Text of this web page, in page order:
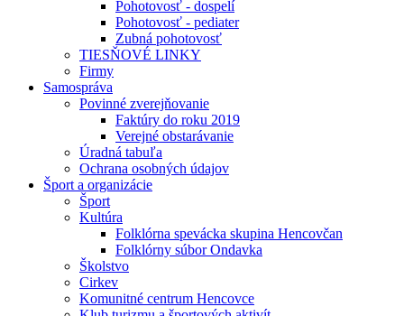
Pohotovosť - dospelí
Pohotovosť - pediater
Zubná pohotovosť
TIESŇOVÉ LINKY
Firmy
Samospráva
Povinné zverejňovanie
Faktúry do roku 2019
Verejné obstarávanie
Úradná tabuľa
Ochrana osobných údajov
Šport a organizácie
Šport
Kultúra
Folklórna spevácka skupina Hencovčan
Folklórny súbor Ondavka
Školstvo
Cirkev
Komunitné centrum Hencovce